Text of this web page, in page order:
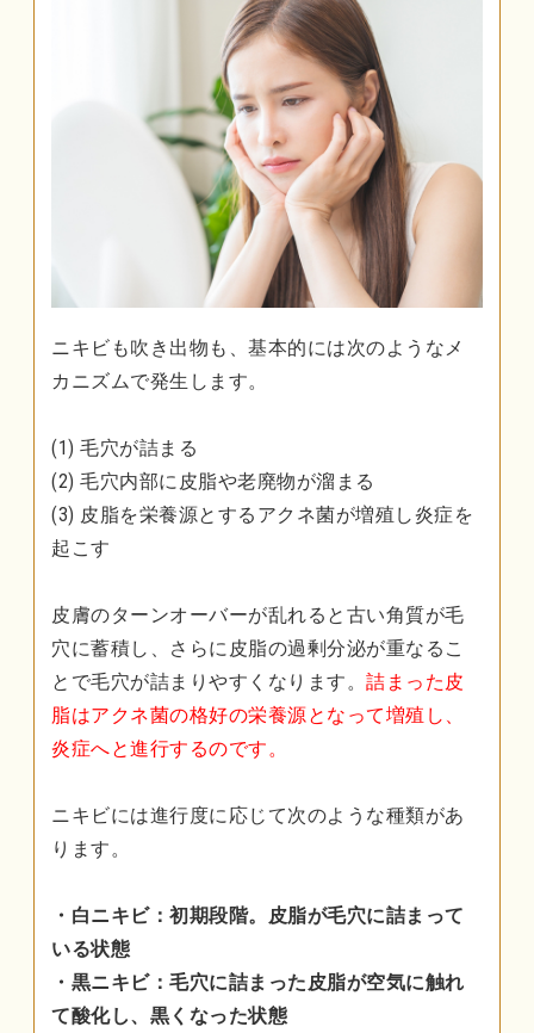
ニキビも吹き出物も、基本的には次のようなメ
カニズムで発生します。
(1) 毛穴が詰まる
(2) 毛穴内部に皮脂や老廃物が溜まる
(3) 皮脂を栄養源とするアクネ菌が増殖し炎症を
起こす
皮膚のターンオーバーが乱れると古い角質が毛
穴に蓄積し、さらに皮脂の過剰分泌が重なるこ
とで毛穴が詰まりやすくなります。 詰まった皮
脂はアクネ菌の格好の栄養源となって増殖し、
炎症へと進行するのです。
ニキビには進行度に応じて次のような種類があ
ります。
・白ニキビ：初期段階。皮脂が毛穴に詰まって
いる状態
・黒ニキビ：毛穴に詰まった皮脂が空気に触れ
て酸化し、黒くなった状態